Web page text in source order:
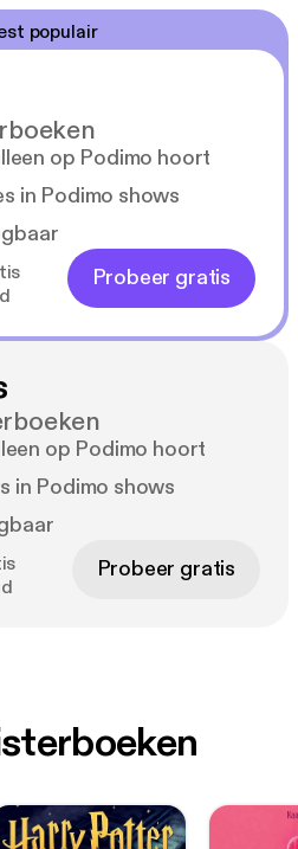
groep organisaties
zien dat het kan.
populair
op Podimo hoort
in Podimo shows
Probeer gratis
op Podimo hoort
in Podimo shows
Probeer gratis